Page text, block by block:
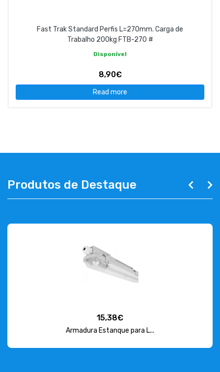
Fast Trak Standard Perfis L=270mm. Carga de
Trabalho 200kg FTB-270 #
Disponível
8,90€
Read more
Produtos de Destaque
15,38€
Armadura Estanque para L...